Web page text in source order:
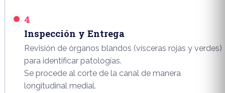
4
Inspección y Entrega
Revisión de órganos blandos (vísceras rojas y verdes)
para identificar patologías.
Se procede al corte de la canal de manera
longitudinal medial.